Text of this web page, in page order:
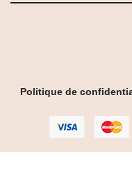
Politique de